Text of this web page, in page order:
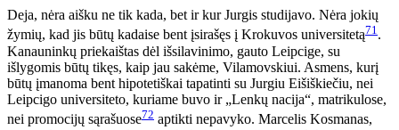
Deja, nėra aišku ne tik kada, bet ir kur Jurgis studijavo. Nėra jokių
žymių, kad jis būtų kadaise bent įsirašęs į Krokuvos universitetą71.
Kanauninkų priekaištas dėl išsilavinimo, gauto Leipcige, su
išlygomis būtų tikęs, kaip jau sakėme, Vilamovskiui. Asmens, kurį
būtų įmanoma bent hipotetiškai tapatinti su Jurgiu Eišiškiečiu, nei
Leipcigo universiteto, kuriame buvo ir „Lenkų nacija“, matrikulose,
nei promocijų sąrašuose72 aptikti nepavyko. Marcelis Kosmanas,